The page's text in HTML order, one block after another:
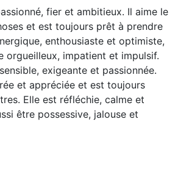
fier et ambitieux. Il aime le
et est toujours prêt à prendre
enthousiaste et optimiste,
orgueilleux, impatient et impulsif.
exigeante et passionnée.
et appréciée et est toujours
Elle est réfléchie, calme et
être possessive, jalouse et